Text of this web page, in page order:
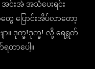
းအဲ အသံပေးရင်း
ပြောင်းအိပ်လာတော့
ဒုက္ခ!ဒုက္ခ! လို့ ရေရွတ်
တာပေါ့။